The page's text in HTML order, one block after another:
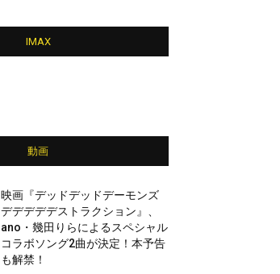
IMAX
動画
映画『デッドデッドデーモンズ
デデデデデストラクション』、
ano・幾田りらによるスペシャル
コラボソング2曲が決定！本予告
も解禁！